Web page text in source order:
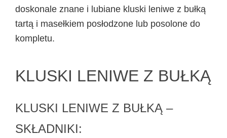
doskonale znane i lubiane kluski leniwe z bułką
tartą i masełkiem posłodzone lub posolone do
kompletu.
KLUSKI LENIWE Z BUŁKĄ
KLUSKI LENIWE Z BUŁKĄ –
SKŁADNIKI: